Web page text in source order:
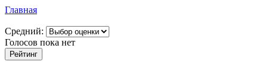
Главная
Средний:
Голосов пока нет